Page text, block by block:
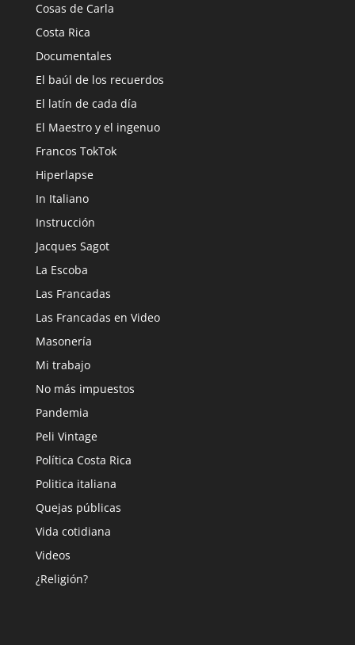
Cosas de Carla
Costa Rica
Documentales
El baúl de los recuerdos
El latín de cada día
El Maestro y el ingenuo
Francos TokTok
Hiperlapse
In Italiano
Instrucción
Jacques Sagot
La Escoba
Las Francadas
Las Francadas en Video
Masonería
Mi trabajo
No más impuestos
Pandemia
Peli Vintage
Política Costa Rica
Politica italiana
Quejas públicas
Vida cotidiana
Videos
¿Religión?